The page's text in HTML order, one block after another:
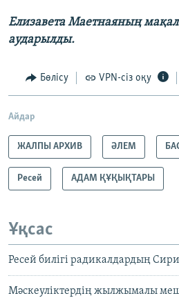
Елизавета Маетнаяның
аударылды.
Бөлісу VPN-сіз оқу
Айдар
ЖАЛПЫ АРХИВ ӘЛЕМ
Ресей АДАМ ҚҰҚЫҚТАРЫ
Ұқсас
Ресей билігі радикалдардың
Мәскеуліктердің жылжымалы